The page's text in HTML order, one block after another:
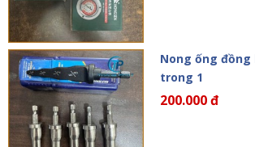
Nong ống đồng
trong 1
200.000 đ